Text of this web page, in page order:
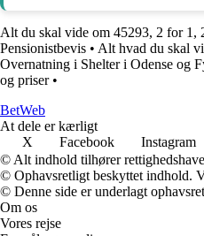
Alt du skal vide om 45293, 2 for 1,
Pensionistbevis • Alt hvad du skal
Overnatning i Shelter i Odense og
og priser•
BetWeb
At dele er kærligt
X
Facebook Instagram
© Alt indhold tilhører
© Ophavsretligt beskyttet indhold.
© Denne side er underlagt
Om os
Vores rejse